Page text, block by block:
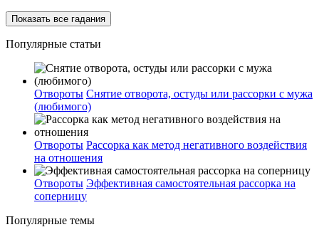
Показать все гадания
Популярные статьи
Отвороты Снятие отворота, остуды или рассорки с мужа
(любимого)
Отвороты Рассорка как метод негативного воздействия
на отношения
Отвороты Эффективная самостоятельная рассорка на
соперницу
Популярные темы